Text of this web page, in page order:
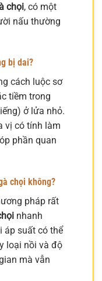
chọi, có một
nấu thường
bị dai?
cách luộc sơ
tiềm trong
ở lửa nhỏ.
vị có tính làm
phần quan
chọi không?
pháp rất
nhanh
áp suất có thể
loại nồi và độ
mà vẫn